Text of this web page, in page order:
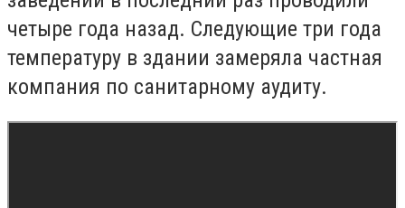
четыре года назад. Следующие три года
температуру в здании замеряла частная
компания по санитарному аудиту.